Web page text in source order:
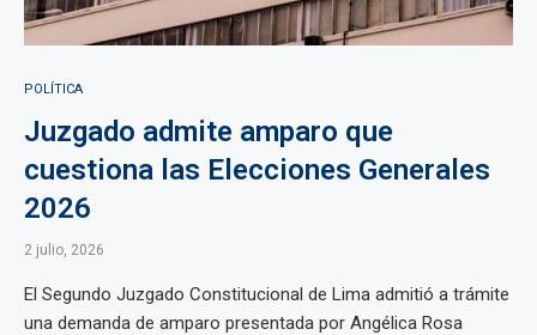
POLÍTICA
Juzgado admite amparo que
cuestiona las Elecciones Generales
2026
2 julio, 2026
El Segundo Juzgado Constitucional de Lima admitió a trámite
una demanda de amparo presentada por Angélica Rosa